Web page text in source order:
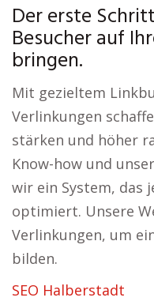
Der erste
Besucher auf
bringen.
Mit gezieltem
Verlinkungen
stärken und höher
Know-how und
wir ein System, das
optimiert. Unsere
Verlinkungen, um
bilden.
SEO Halberstadt